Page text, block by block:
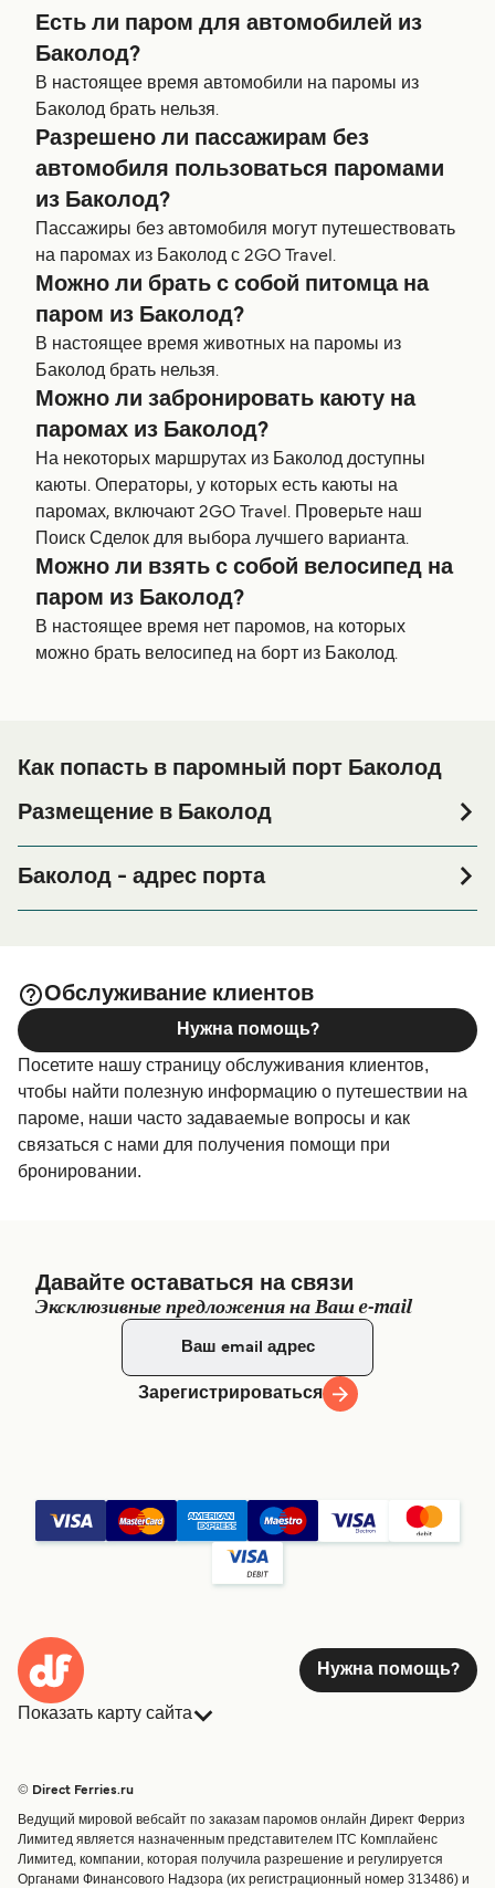
Есть ли паром для автомобилей из
Баколод?
В настоящее время автомобили на паромы из
Баколод брать нельзя.
Разрешено ли пассажирам без
автомобиля пользоваться паромами
из Баколод?
Пассажиры без автомобиля могут путешествовать
на паромах из Баколод с 2GO Travel.
Можно ли брать с собой питомца на
паром из Баколод?
В настоящее время животных на паромы из
Баколод брать нельзя.
Можно ли забронировать каюту на
паромах из Баколод?
На некоторых маршрутах из Баколод доступны
каюты. Операторы, у которых есть каюты на
паромах, включают 2GO Travel. Проверьте наш
Поиск Сделок для выбора лучшего варианта.
Можно ли взять с собой велосипед на
паром из Баколод?
В настоящее время нет паромов, на которых
можно брать велосипед на борт из Баколод.
Как попасть в паромный порт Баколод
Размещение в Баколод
или его окрестностях перед или после вашей поездки,
или если вы ищете вариант проживания на весь
Баколод - адрес порта
Обслуживание клиентов
Посетите нашу страницу обслуживания клиентов,
чтобы найти полезную информацию о путешествии на
пароме, наши часто задаваемые вопросы и как
связаться с нами для получения помощи при
бронировании.
Нужна помощь?
Давайте оставаться на связи
Эксклюзивные предложения на Ваш e-mail
Зарегистрироваться
Нужна помощь?
Показать карту сайта
Страны
Обслуживание клиентов
Операторы
Маршруты и порты
Грузоперевозки
© Direct Ferries.ru
Ведущий мировой вебсайт по заказам паромов онлайн Директ Ферриз
Лимитед является назначенным представителем ITC Комплайенс
Лимитед, компании, которая получила разрешение и регулируется
Органами Финансового Надзора (их регистрационный номер 313486) и